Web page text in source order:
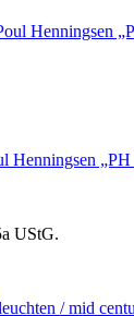
Henningsen
UStG.